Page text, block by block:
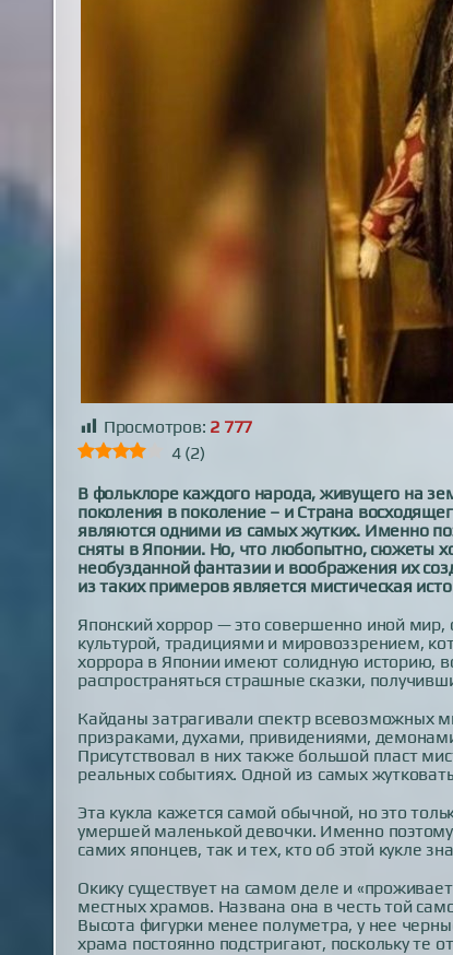
Просмотров: 2 777
4 (2)
В фольклоре каждого народа, живущего на
поколения в поколение – и Страна
являются одними из самых жутких. Именно
сняты в Японии. Но, что любопытно, сюжеты
необузданной фантазии и воображения их
из таких примеров является мистическая
Японский хоррор — это совершенно иной
культурой, традициями и мировоззрением,
хоррора в Японии имеют солидную историю,
распространяться страшные сказки,
Кайданы затрагивали спектр всевозможных
призраками, духами, привидениями,
Присутствовал в них также большой пласт
реальных событиях. Одной из самых
Эта кукла кажется самой обычной, но это
умершей маленькой девочки. Именно
самих японцев, так и тех, кто об этой кукле
Окику существует на самом деле и
местных храмов. Названа она в честь той
Высота фигурки менее полуметра, у нее
храма постоянно подстригают, поскольку те